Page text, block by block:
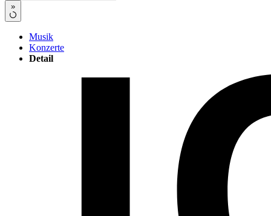
»
Musik
Konzerte
Detail